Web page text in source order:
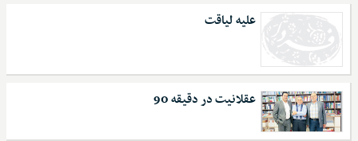
علیه لیاقت
عقلانیت در دقیقه 90